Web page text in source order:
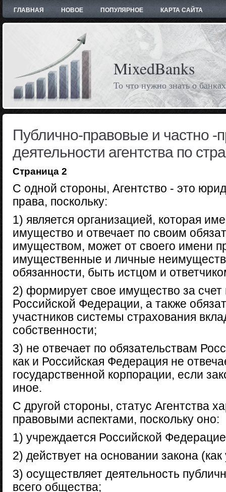
ГЛАВНАЯ НОВОЕ ПОПУЛЯРНОЕ КАРТА САЙТА
MixedBanks
То что нужно знать о банках
Публично-правовые и частно -
деятельности агентства по
Страница 2
С одной стороны, Агентство - это
права, поскольку:
1) является организацией, которая
имущество и отвечает по своим
имуществом, может от своего имени
имущественные и личные
обязанности, быть истцом и
2) формирует свое имущество за
Российской Федерации, а также
участников системы страхования
собственности;
3) не отвечает по обязательствам
как и Российская Федерация не
государственной корпорации, если
иное.
С другой стороны, статус Агентства
правовыми аспектами, поскольку оно:
1) учреждается Российской
2) действует на основании закона
3) осуществляет деятельность
всего общества;